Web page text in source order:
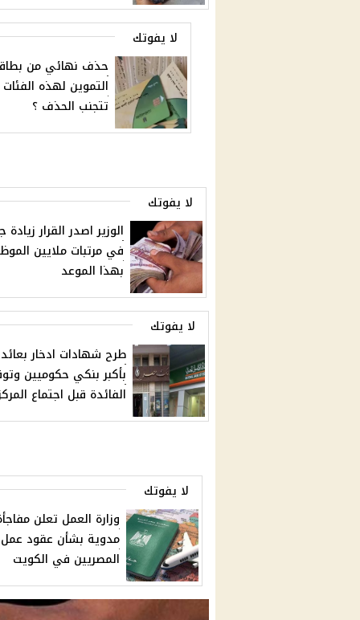
لا يفوتك
حذف نهائي من
التموين لهذه
تتجنب الحذف ؟
لا يفوتك
الوزير اصدر القرار
في مرتبات ملايين
بهذا الموعد
لا يفوتك
طرح شهادات ادخار
بأكبر بنكي حكوميين
الفائدة قبل اجتماع
لا يفوتك
وزارة العمل تعلن
مدوية بشأن عقود عمل
المصريين في الكويت